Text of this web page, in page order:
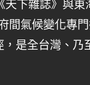
天下雜誌》與
間氣候變化專
是全台灣、